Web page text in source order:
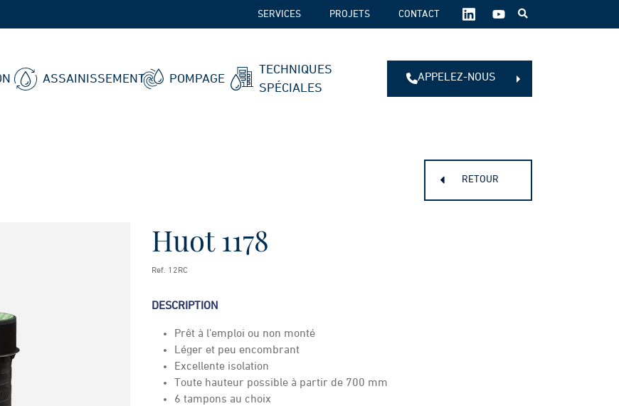
ASSAINISSEMENT POMPAGE
TECHNIQUES
SPÉCIALES
SERVICES PROJETS CONTACT
SUIVEZ-
NOUS
APPELEZ-NOUS
RETOUR
Huot 1178
Ref. 12RC
DESCRIPTION
Prêt à l’emploi ou non monté
Léger et peu encombrant
Excellente isolation
Toute hauteur possible à partir de 700 mm
6 tampons au choix